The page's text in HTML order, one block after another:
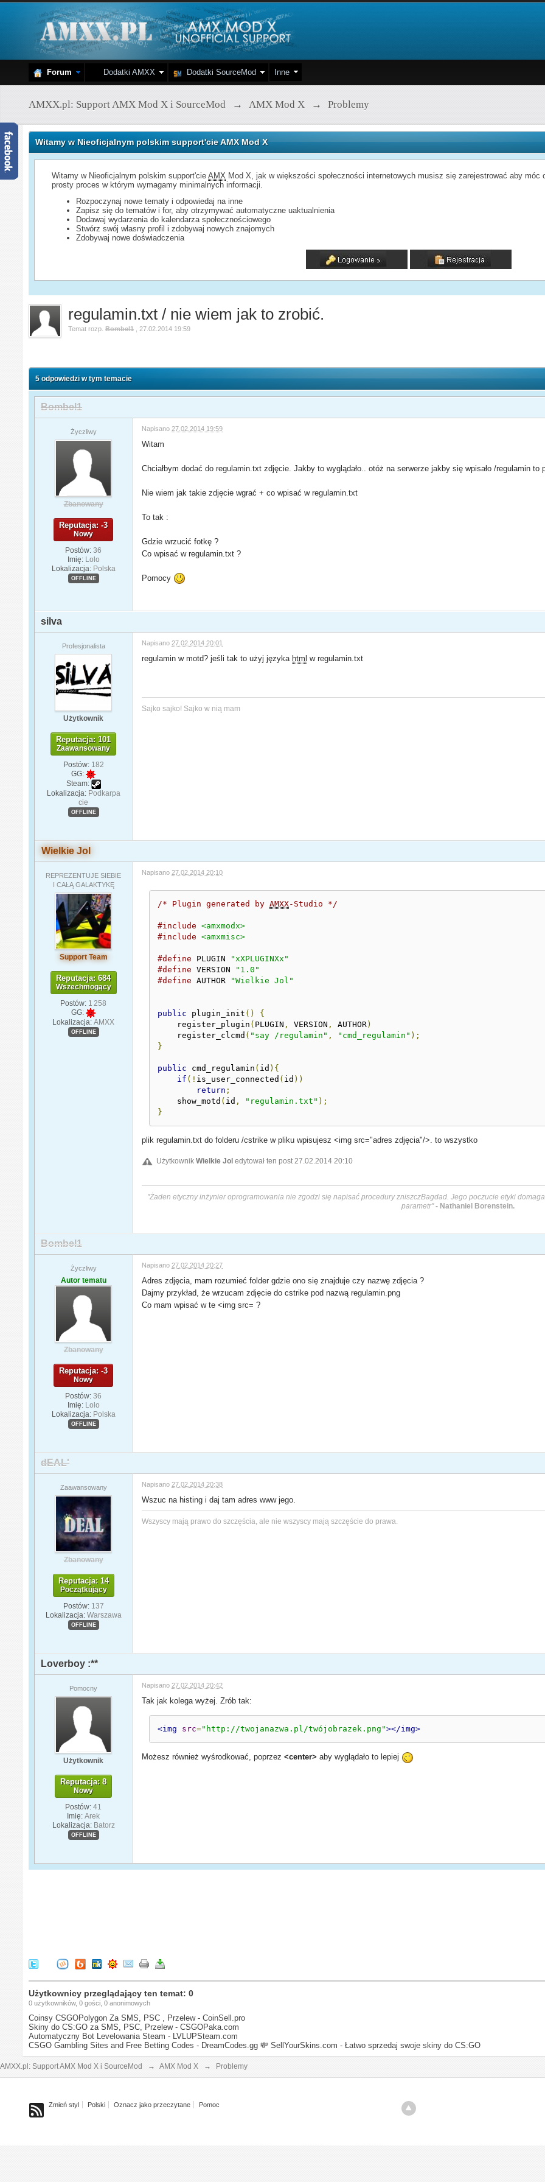
Forum Dodatki AMXX Dodatki SourceMod Inne
AMXX.pl: Support AMX Mod X i SourceMod → AMX Mod X → Problemy
Witamy w Nieoficjalnym polskim support'cie AMX Mod X
Witamy w Nieoficjalnym polskim support'cieAMX Mod X, jak w większości społeczności internetowych musisz się zarejestrować aby
prosty proces w którym wymagamy minimalnych informacji.
Rozpoczynaj nowe tematy i odpowiedaj na inne
Zapisz się do tematów i for, aby otrzymywać automatyczne uaktualnienia
Dodawaj wydarzenia do kalendarza społecznościowego
Stwórz swój własny profil i zdobywaj nowych znajomych
Zdobywaj nowe doświadczenia
regulamin.txt / nie wiem jak to zrobić.
Temat rozp.Bombel1 27.02.2014 19:59
5 odpowiedzi w tym temacie
Bombel1
Życzliwy
Zbanowany
Reputacja: -3
Nowy
Postów: 36
Imię: Lolo
Lokalizacja: Polska
OFFLINE
Napisano 27.02.2014 19:59
Witam
Chciałbym dodać do regulamin.txt zdjęcie. Jakby to wyglądało.. otóż na serwerze jakby się wpisało /regulamin to
Nie wiem jak takie zdjęcie wgrać + co wpisać w regulamin.txt
To tak :
Gdzie wrzucić fotkę ?
Co wpisać w regulamin.txt ?
Pomocy
silva
Profesjonalista
Użytkownik
Reputacja: 101
Zaawansowany
Postów: 182
GG:
Steam:
Lokalizacja: Podkarpa
cie
OFFLINE
Napisano 27.02.2014 20:01
regulamin w motd? jeśli tak to użyj języka html w regulamin.txt
Sajko sajko! Sajko w nią mam
Wielkie Jol
REPREZENTUJE SIEBIE
I CAŁĄ GALAKTYKĘ
Support Team
Reputacja: 684
Wszechmogący
Postów: 1 258
GG:
Lokalizacja: AMXX
OFFLINE
Napisano 27.02.2014 20:10
/* Plugin generated by AMXX-Studio */
#include
<amxmodx>
#include
<amxmisc>
#define PLUGIN
"xXPLUGINXx"
#define VERSION
"1.0"
#define AUTHOR "Wielkie Jol"
public plugin_init ()
{
register_plugin ( PLUGIN , VERSION , AUTHOR)
register_clcmd ( "say /regulamin" , "cmd_regulamin" );
}
public cmd_regulamin ( id ){
if (! is_user_connected ( id ))
return ;
show_motd ( id , "regulamin.txt" );
}
plik regulamin.txt do folderu /cstrike w pliku wpisujesz <img src="adres zdjęcia"/>. to wszystko
UżytkownikWielkie Jol edytował ten post 27.02.2014 20:10
"Żaden etyczny inżynier oprogramowania nie zgodzi się napisać procedury zniszczBagdad. Jego poczucie etyki
parametr"- Nathaniel Borenstein.
Bombel1
Życzliwy
Autor tematu
Zbanowany
Reputacja: -3
Nowy
Postów: 36
Imię: Lolo
Lokalizacja: Polska
OFFLINE
Napisano 27.02.2014 20:27
Adres zdjęcia, mam rozumieć folder gdzie ono się znajduje czy nazwę zdjęcia ?
Dajmy przykład, że wrzucam zdjęcie do cstrike pod nazwą regulamin.png
Co mam wpisać w te <img src= ?
dEAL'
Zaawansowany
Zbanowany
Reputacja: 14
Początkujący
Postów: 137
Lokalizacja: Warszawa
OFFLINE
Napisano 27.02.2014 20:38
Wszuc na histing i daj tam adres www jego.
Wszyscy mają prawo do szczęścia, ale nie wszyscy mają szczęście do prawa.
Loverboy :**
Pomocny
Użytkownik
Reputacja: 8
Nowy
Postów: 41
Imię: Arek
Lokalizacja: Batorz
OFFLINE
Napisano 27.02.2014 20:42
Tak jak kolega wyżej. Zrób tak:
<img src="http://twojanazwa.pl/twójobrazek.png"></img>
Możesz również wyśrodkować, poprzez<center> aby wyglądało to lepiej
Użytkownicy przeglądający ten temat: 0
0 użytkowników, 0 gości, 0 anonimowych
Coinsy CSGOPolygon Za SMS, PSC , Przelew - CoinSell.pro
Skiny do CS:GO za SMS, PSC, Przelew - CSGOPaka.com
Automatyczny Bot Levelowania Steam - LVLUPSteam.com
CSGO Gambling Sites and Free Betting Codes - DreamCodes.gg 💸 SellYourSkins.com - Łatwo sprzedaj swoje skiny do CS:GO
AMXX.pl: Support AMX Mod X i SourceMod → AMX Mod X → Problemy
Zmień styl Polski Oznacz jako przeczytane Pomoc